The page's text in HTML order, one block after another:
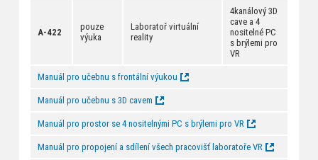
A-422
pouze
výuka
Laboratoř virtuální
reality
4kanálový 3D
cave a 4
nositelné PC
s brýlemi pro
VR
Manuál pro učebnu s frontální výukou
Manuál pro učebnu s 3D cavem
Manuál pro prostor se 4 nositelnými PC s brýlemi pro VR
Manuál pro propojení a sdílení všech pracovišť laboratoře VR